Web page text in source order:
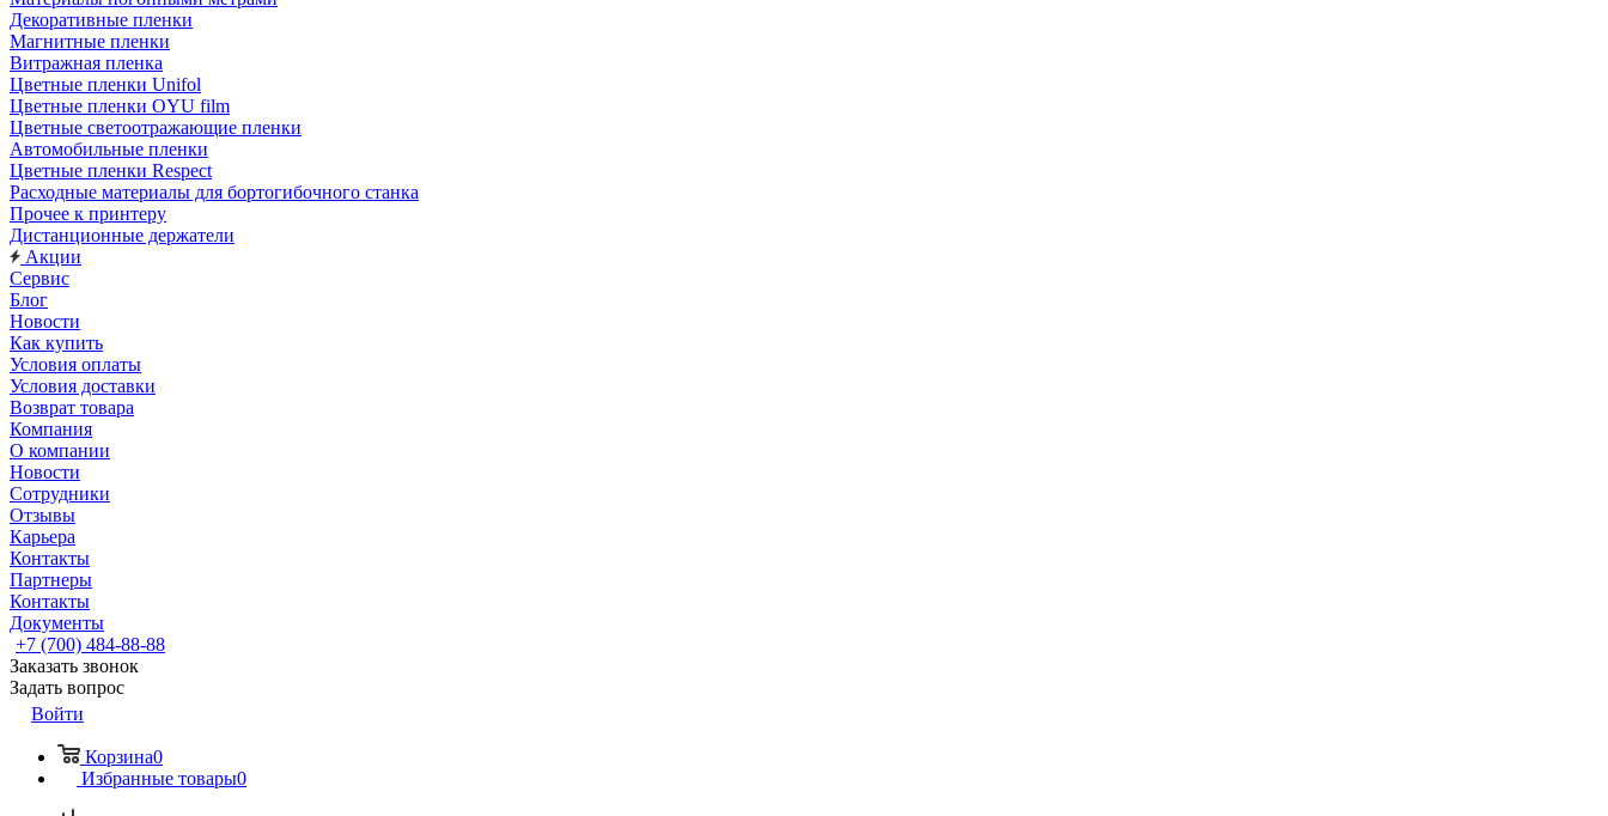
Декоративные пленки
Магнитные пленки
Витражная пленка
Цветные пленки Unifol
Цветные пленки OYU film
Цветные светоотражающие пленки
Автомобильные пленки
Цветные пленки Respect
Расходные материалы для бортогибочного станка
Прочее к принтеру
Дистанционные держатели
Акции
Сервис
Блог
Новости
Как купить
Условия оплаты
Условия доставки
Возврат товара
Компания
О компании
Новости
Сотрудники
Отзывы
Карьера
Контакты
Партнеры
Контакты
Документы
+7 (700) 484-88-88
Заказать звонок
Задать вопрос
Войти
Корзина0
Избранные товары0